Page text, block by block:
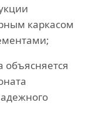
каркасом